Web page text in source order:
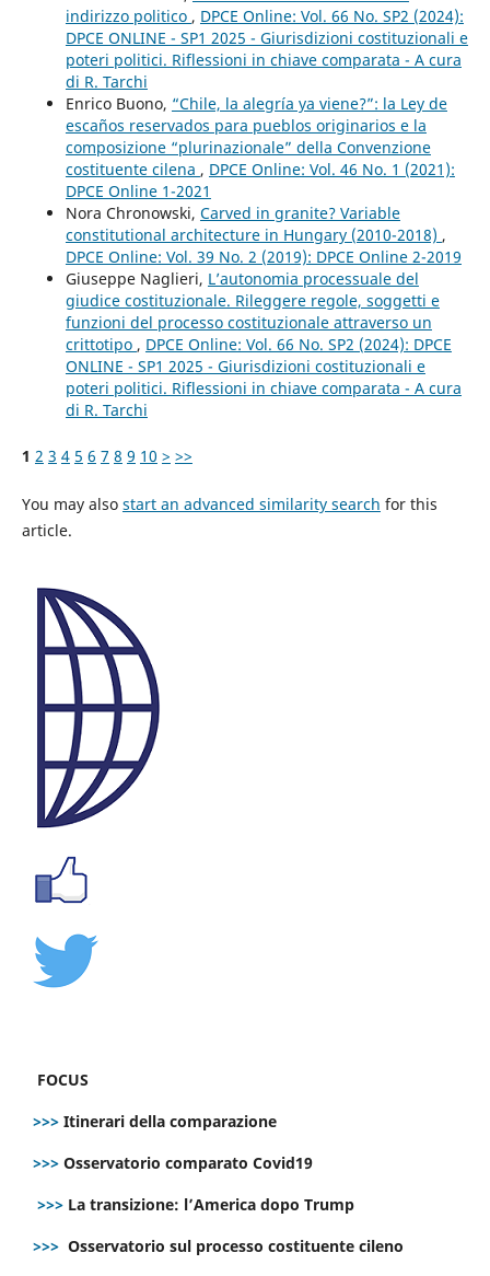
indirizzo politico , DPCE Online: Vol. 66 No. SP2 (2024):
DPCE ONLINE - SP1 2025 - Giurisdizioni costituzionali e
poteri politici. Riflessioni in chiave comparata - A cura
di R. Tarchi
Enrico Buono, “Chile, la alegría ya viene?”: la Ley de
escaños reservados para pueblos originarios e la
composizione “plurinazionale” della Convenzione
costituente cilena , DPCE Online: Vol. 46 No. 1 (2021):
DPCE Online 1-2021
Nora Chronowski, Carved in granite? Variable
constitutional architecture in Hungary (2010-2018) ,
DPCE Online: Vol. 39 No. 2 (2019): DPCE Online 2-2019
Giuseppe Naglieri, L’autonomia processuale del
giudice costituzionale. Rileggere regole, soggetti e
funzioni del processo costituzionale attraverso un
crittotipo , DPCE Online: Vol. 66 No. SP2 (2024): DPCE
ONLINE - SP1 2025 - Giurisdizioni costituzionali e
poteri politici. Riflessioni in chiave comparata - A cura
di R. Tarchi
1 2 3 4 5 6 7 8 9 10 > >>
You may also start an advanced similarity search for this
article.
FOCUS
>>> Itinerari della comparazione
>>> Osservatorio comparato Covid19
>>> La transizione: l’America dopo Trump
>>> Osservatorio sul processo costituente cileno